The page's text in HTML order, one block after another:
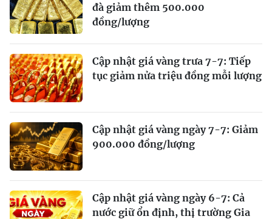
đà giảm thêm 500.000
đồng/lượng
Cập nhật giá vàng trưa 7-7: Tiếp
tục giảm nửa triệu đồng mỗi lượng
Cập nhật giá vàng ngày 7-7: Giảm
900.000 đồng/lượng
Cập nhật giá vàng ngày 6-7: Cả
nước giữ ổn định, thị trường Gia